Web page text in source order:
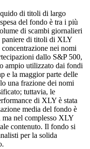
di titoli di largo
del fondo è tra i più
di scambi giornalieri
paniere di titoli di XLY
concentrazione nei nomi
dallo S&P 500,
ampio utilizzato dai fondi
e la maggior parte delle
una frazione dei nomi
tuttavia, le
di XLY è stata
media del fondo è
ma nel complesso XLY
contenuto. Il fondo si
per la solida